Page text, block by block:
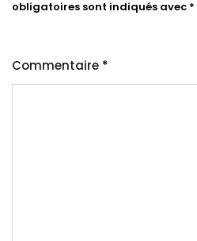
obligatoires sont indiqués avec *
Commentaire *